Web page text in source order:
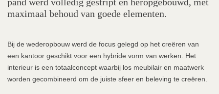
maximaal behoud van goede elementen.
Bij de wederopbouw werd de focus gelegd op het creëren van
een kantoor geschikt voor een hybride vorm van werken. Het
interieur is een totaalconcept waarbij los meubilair en maatwerk
worden gecombineerd om de juiste sfeer en beleving te creëren.